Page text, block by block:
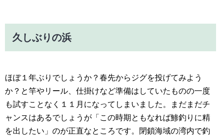
久しぶりの浜
ほぼ１年ぶりでしょうか？春先からジグを投げてみよう
か？と竿やリール、仕掛けなど準備はしていたものの一度
も試すことなく１１月になってしまいました。まだまだチ
ャンスはあるでしょうが「この時期ともなれば鯵釣りに精
を出したい」のが正直なところです。閉鎖海域の湾内で釣